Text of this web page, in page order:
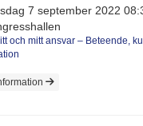
7 september 2022
och mitt ansvar – Beteende,